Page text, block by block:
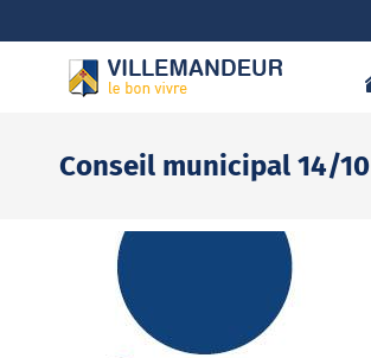
Conseil municipal 14/10